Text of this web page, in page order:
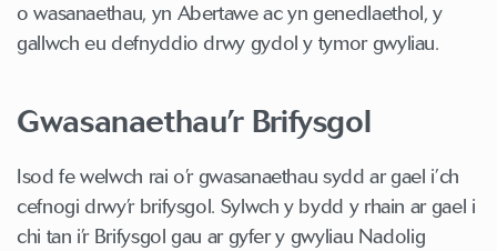
o wasanaethau, yn Abertawe ac yn genedlaethol, y
gallwch eu defnyddio drwy gydol y tymor gwyliau.
Gwasanaethau’r Brifysgol
Isod fe welwch rai o’r gwasanaethau sydd ar gael i’ch
cefnogi drwy’r brifysgol. Sylwch y bydd y rhain ar gael i
chi tan i’r Brifysgol gau ar gyfer y gwyliau Nadolig